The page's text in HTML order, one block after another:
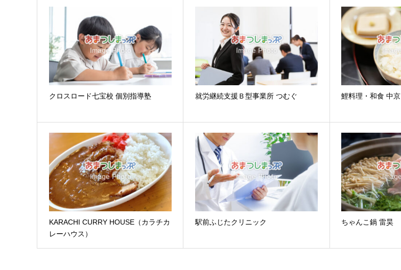
クロスロード七宝校 個別指導塾 就労継続支援Ｂ型事業所 つむぐ 鯉料理・和食 中京
KARACHI CURRY HOUSE（カラチカ
レーハウス）
駅前ふじたクリニック ちゃんこ鍋 雷昊